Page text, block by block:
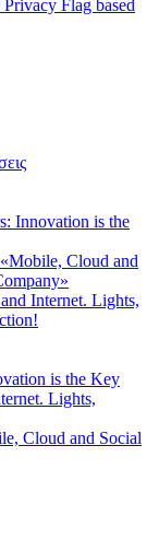
Flag based
Innovation is the
Cloud and
Internet. Lights,
is the Key
Lights,
Cloud and Social